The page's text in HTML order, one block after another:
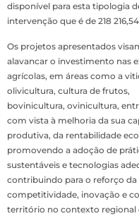
disponível para esta tipologia
intervenção que é de 218
Os projetos apresentados
alavancar o investimento nas
agrícolas, em áreas como a
olivicultura, cultura de frutos,
bovinicultura, ovinicultura,
com vista à melhoria da sua
produtiva, da rentabilidade
promovendo a adoção de
sustentáveis e tecnologias
contribuindo para o reforço da
competitividade, inovação e
território no contexto regional